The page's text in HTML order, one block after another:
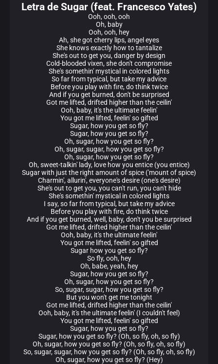
Letra de Sugar (feat. Francesco Yates)
Ooh, ooh, ooh
Oh, baby
Ooh, ooh, hey
Ah, she got cherry lips, angel eyes
She knows exactly how to tantalize
She's out to get you, danger by design
Cold-blooded vixen, she don't compromise
She's somethin' mystical in colored lights
So far from typical, but take my advice
Before you play with fire, do think twice
And if you get burned, don't be surprised
Got me lifted, drifted higher than the ceilin'
Ooh, baby, it's the ultimate feelin'
You got me lifted, feelin' so gifted
Sugar, how you get so fly?
Sugar, how you get so fly?
Oh, sugar, how you get so fly?
Oh, sugar, sugar, how you get so fly?
Oh, sugar, how you get so fly?
Oh, sweet-talkin' lady, love how you entice (you entice)
Sugar with just the right amount of spice ('mount of spice)
Charmin', allurin', everyone's desire (one's desire)
She's out to get you, you can't run, you can't hide
She's somethin' mystical in colored lights
I say, so far from typical, but take my advice
Before you play with fire, do think twice
And if you get burned, well, baby, don't you be surprised
Got me lifted, drifted higher than the ceilin'
Ooh, baby, it's the ultimate feelin'
You got me lifted, feelin' so gifted
Sugar how you get so fly?
So fly, ooh, hey
Oh, babe, yeah, hey
Sugar, how you get so fly?
Oh, sugar, how you get so fly?
So, sugar, sugar, how you get so fly?
But you won't get me tonight
Got me lifted, drifted higher than the ceilin'
Ooh, baby, it's the ultimate feelin' (I couldn't feel)
You got me lifted, feelin' so gifted
Sugar, how you get so fly?
Sugar, how you get so fly? (Oh, so fly, oh, so fly)
Oh, sugar, how you get so fly? (Oh, so fly, oh, so fly)
So, sugar, sugar, how you get so fly? (Oh, so fly, oh, so fly)
Oh, sugar, how you get so fly? (Hey)